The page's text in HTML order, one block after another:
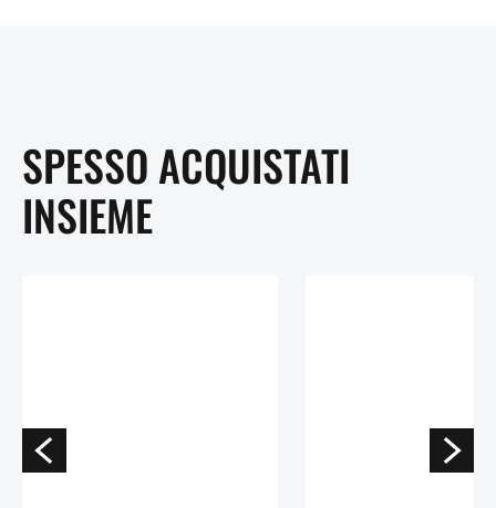
SPESSO ACQUISTATI
INSIEME